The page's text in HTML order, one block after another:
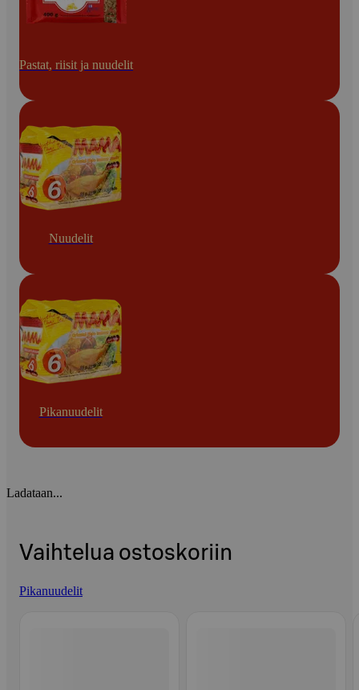
Pastat, riisit ja nuudelit
Nuudelit
Pikanuudelit
Ladataan...
Vaihtelua ostoskoriin
Pikanuudelit